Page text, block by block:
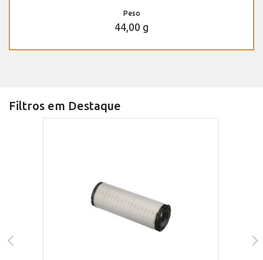
Peso
44,00 g
Filtros em Destaque